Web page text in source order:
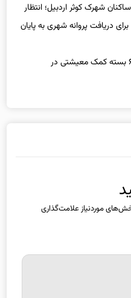
شهرک کوثر اردبیل؛ انتظار
مالکان بلوک‌های ۹ و ۱۲ برای دریافت پروانه شهری به پایان
کمک مومنانه| توزیع ۶۰۰ بسته کمک معیشتی در
موردنیاز علامت‌گذاری